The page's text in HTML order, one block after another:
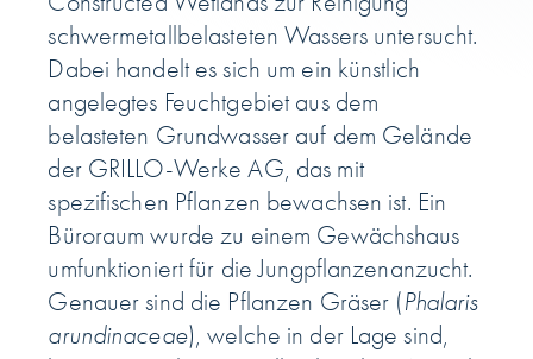
schwermetallbelasteten Wassers untersucht.
Dabei handelt es sich um ein künstlich
angelegtes Feuchtgebiet aus dem
belasteten Grundwasser auf dem Gelände
der GRILLO-Werke AG, das mit
spezifischen Pflanzen bewachsen ist. Ein
Büroraum wurde zu einem Gewächshaus
umfunktioniert für die Jungpflanzenanzucht.
Genauer sind die Pflanzen Gräser (Phalaris
arundinaceae), welche in der Lage sind,